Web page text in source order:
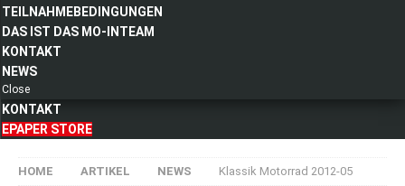
TEILNAHMEBEDINGUNGEN
DAS IST DAS MO-INTEAM
KONTAKT
NEWS
Close
KONTAKT
EPAPER STORE
HOME ARTIKEL NEWS Klassik Motorrad 2012-05